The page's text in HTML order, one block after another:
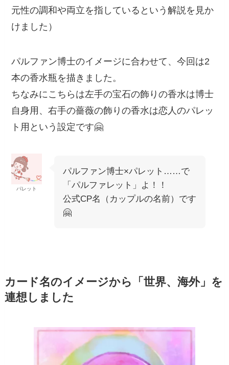
元性の調和や両立を指しているという解説を見か
けました）
パルファン博士のイメージに合わせて、今回は2
本の香水瓶を描きました。
ちなみにこちらは左手の宝石の飾りの香水は博士
自身用、右手の薔薇の飾りの香水は恋人のパレッ
ト用という設定です🤗
パレット
パルファン博士×パレット……で
「パルファレット」よ！！
公式CP名（カップルの名前）です
🤗
カード名のイメージから「世界、海外」を
連想しました